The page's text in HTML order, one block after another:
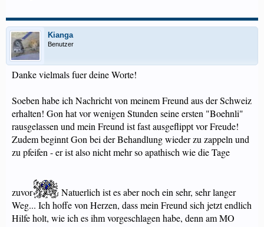
Kianga
Benutzer
Danke vielmals fuer deine Worte!
Soeben habe ich Nachricht von meinem Freund aus der Schweiz
erhalten! Gon hat vor wenigen Stunden seine ersten "Boehnli"
rausgelassen und mein Freund ist fast ausgeflippt vor Freude!
Zudem beginnt Gon bei der Behandlung wieder zu zappeln und
zu pfeifen - er ist also nicht mehr so apathisch wie die Tage
zuvor
Natuerlich ist es aber noch ein sehr, sehr langer
Weg... Ich hoffe von Herzen, dass mein Freund sich jetzt endlich
Hilfe holt, wie ich es ihm vorgeschlagen habe, denn am MO